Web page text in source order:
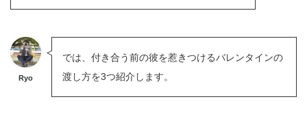
Ryo
では、付き合う前の彼を惹きつけるバレンタインの
渡し方を3つ紹介します。